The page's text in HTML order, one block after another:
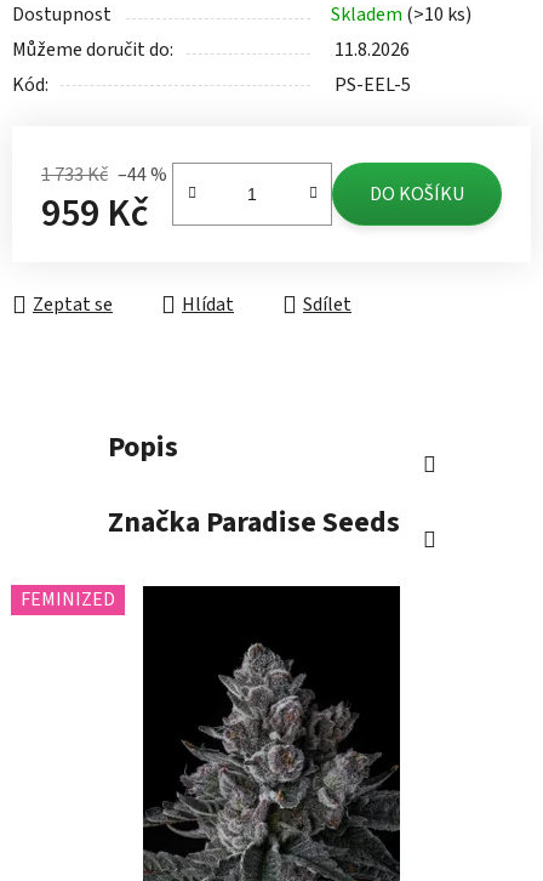
Dostupnost Skladem (>10 ks)
Můžeme doručit do:
11.8.2026
Kód:
PS-EEL-5
1 733 Kč –44 %
959 Kč DO KOŠÍKU
Zeptat se Hlídat Sdílet
Popis
Značka Paradise Seeds
FEMINIZED